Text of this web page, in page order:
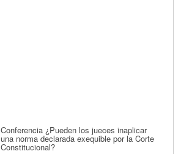
Conferencia ¿Pueden los jueces inaplicar
una norma declarada exequible por la Corte
Constitucional?